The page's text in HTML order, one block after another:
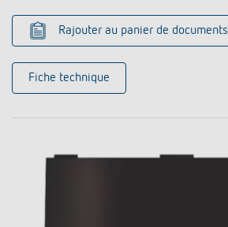
Rajouter au panier de documents
Fiche technique